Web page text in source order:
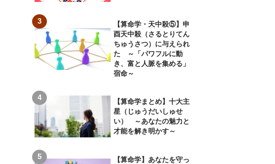
【算命学・天中殺⑤】申
酉天中殺（さるとりてん
ちゅうさつ）に与えられ
た ～「パワフルに動
き、富と人脈を集める」
宿命～
【算命学まとめ】十大主
星（じゅうだいしゅせ
い） ～あなたの魅力と
才能を解き明かす～
【算命学】あなたを守っ